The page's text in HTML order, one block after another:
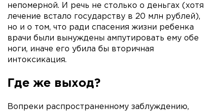
непомерной. И речь не столько о деньгах (хотя
лечение встало государству в 20 млн рублей),
но и о том, что ради спасения жизни ребенка
врачи были вынуждены ампутировать ему обе
ноги, иначе его убила бы вторичная
интоксикация.
Где же выход?
Вопреки распространенному заблуждению,